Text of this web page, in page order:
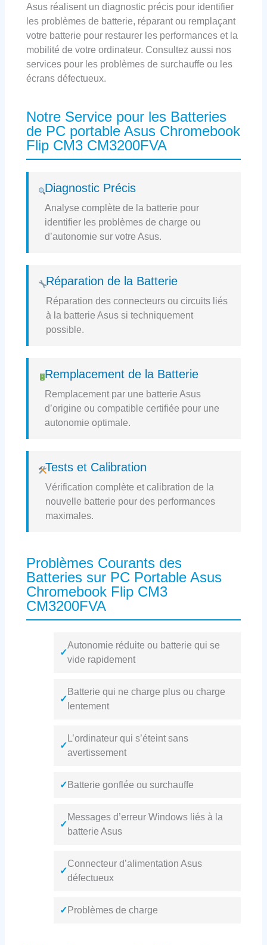
Asus réalisent un diagnostic précis pour identifier
les problèmes de batterie, réparant ou remplaçant
votre batterie pour restaurer les performances et la
mobilité de votre ordinateur. Consultez aussi nos
services pour les problèmes de surchauffe ou les
écrans défectueux.
Notre Service pour les Batteries
de PC portable Asus Chromebook
Flip CM3 CM3200FVA
Diagnostic Précis
Analyse complète de la batterie pour
identifier les problèmes de charge ou
d’autonomie sur votre Asus.
Réparation de la Batterie
Réparation des connecteurs ou circuits liés
à la batterie Asus si techniquement
possible.
Remplacement de la Batterie
Remplacement par une batterie Asus
d’origine ou compatible certifiée pour une
autonomie optimale.
Tests et Calibration
Vérification complète et calibration de la
nouvelle batterie pour des performances
maximales.
Problèmes Courants des
Batteries sur PC Portable Asus
Chromebook Flip CM3
CM3200FVA
✓
Autonomie réduite ou batterie qui se
vide rapidement
✓
Batterie qui ne charge plus ou charge
lentement
✓
L’ordinateur qui s’éteint sans
avertissement
✓ Batterie gonflée ou surchauffe
✓
Messages d’erreur Windows liés à la
batterie Asus
✓
Connecteur d’alimentation Asus
défectueux
✓ Problèmes de charge